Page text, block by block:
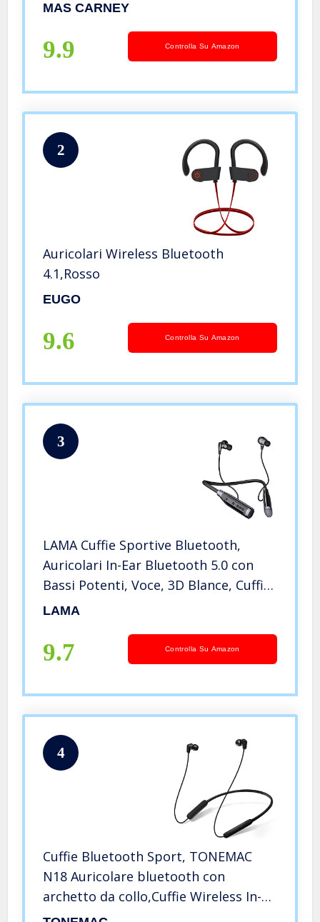
Driver e Bass per Fitness, Running.
MAS CARNEY
9.9 Controlla Su Amazon
2
Auricolari Wireless Bluetooth
4.1,Rosso
EUGO
9.6 Controlla Su Amazon
3
LAMA Cuffie Sportive Bluetooth,
Auricolari In-Ear Bluetooth 5.0 con
Bassi Potenti, Voce, 3D Blance, Cuffie
Wireless Magnetiche IPX5
iPhone, Samsung, Xiaomi, Android
LAMA
9.7 Controlla Su Amazon
4
Cuffie Bluetooth Sport, TONEMAC
N18 Auricolare bluetooth con
archetto da collo,Cuffie Wireless In-
Ear con Microfono, IPX7